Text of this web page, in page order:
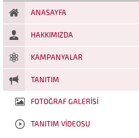
ANASAYFA
HAKKIMIZDA
KAMPANYALAR
TANITIM
FOTOĞRAF GALERISI
TANITIM VIDEOSU